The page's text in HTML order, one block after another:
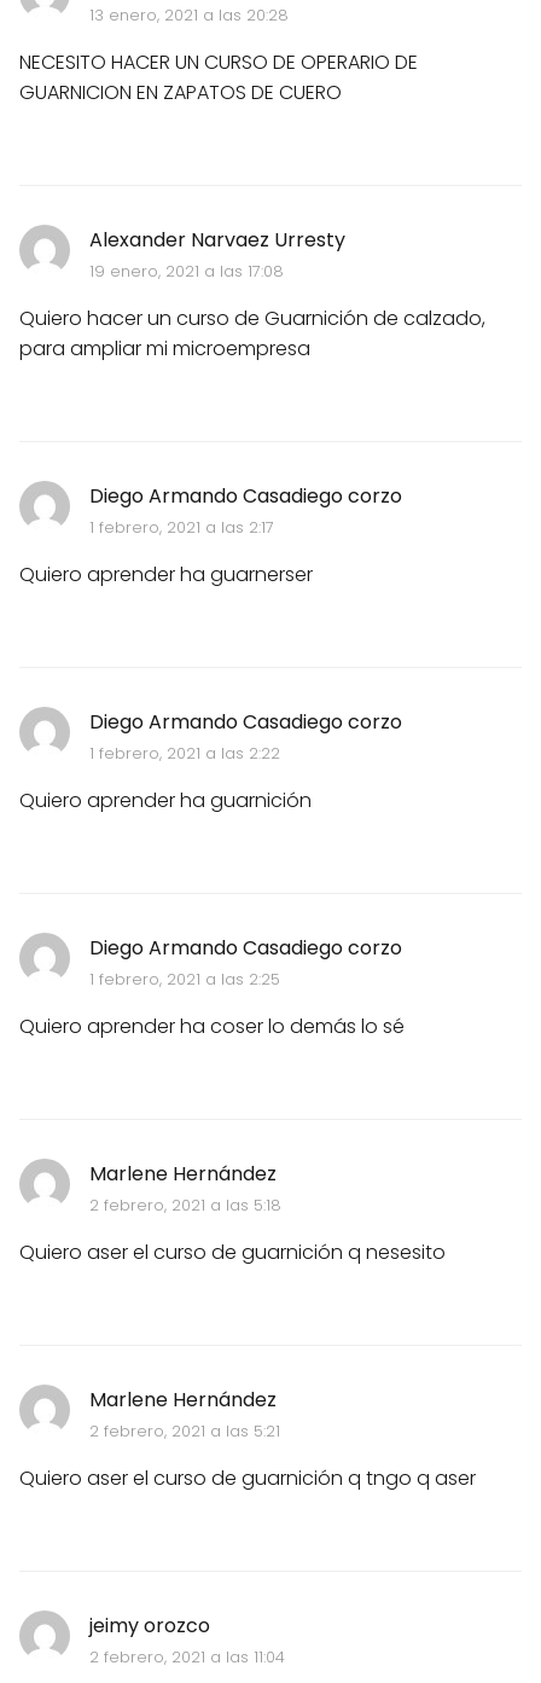
13 enero, 2021 a las 20:28
NECESITO HACER UN CURSO DE OPERARIO DE
GUARNICION EN ZAPATOS DE CUERO
Alexander Narvaez Urresty
19 enero, 2021 a las 17:08
Quiero hacer un curso de Guarnición de calzado,
para ampliar mi microempresa
Diego Armando Casadiego corzo
1 febrero, 2021 a las 2:17
Quiero aprender ha guarnerser
Diego Armando Casadiego corzo
1 febrero, 2021 a las 2:22
Quiero aprender ha guarnición
Diego Armando Casadiego corzo
1 febrero, 2021 a las 2:25
Quiero aprender ha coser lo demás lo sé
Marlene Hernández
2 febrero, 2021 a las 5:18
Quiero aser el curso de guarnición q nesesito
Marlene Hernández
2 febrero, 2021 a las 5:21
Quiero aser el curso de guarnición q tngo q aser
jeimy orozco
2 febrero, 2021 a las 11:04